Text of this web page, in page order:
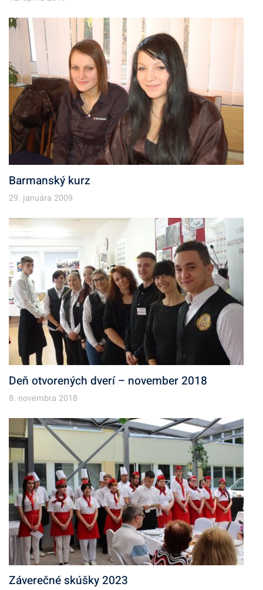
Barmanský kurz
29. januára 2009
Deň otvorených dverí – november 2018
8. novembra 2018
Záverečné skúšky 2023